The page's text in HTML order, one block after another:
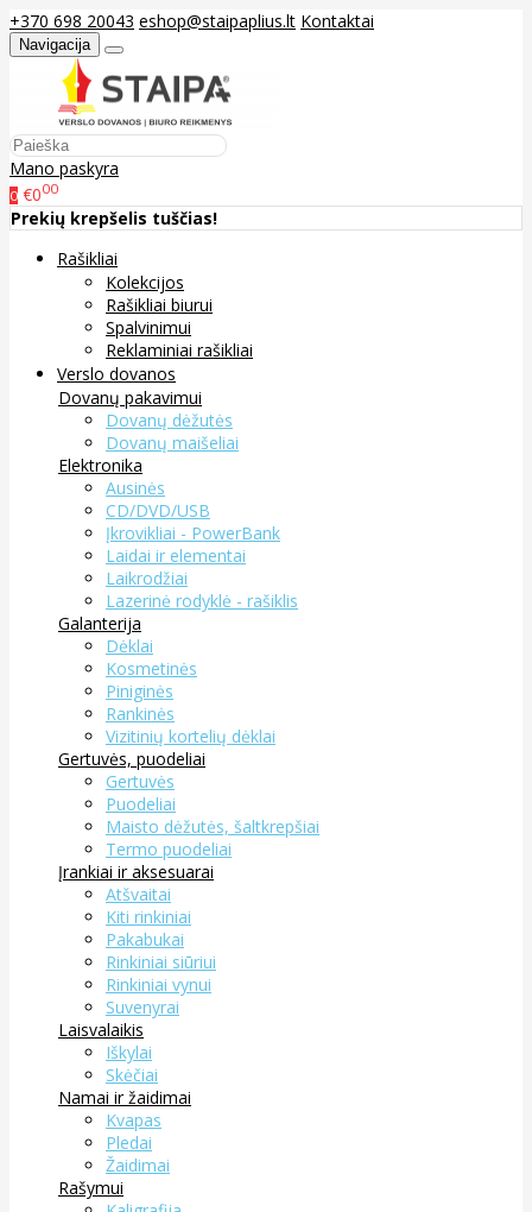
+370 698 20043 eshop@staipaplius.lt Kontaktai
Navigacija
Mano paskyra
0 €000
Prekių krepšelis tuščias!
Rašikliai
Kolekcijos
Rašikliai biurui
Spalvinimui
Reklaminiai rašikliai
Verslo dovanos
Dovanų pakavimui
Dovanų dėžutės
Dovanų maišeliai
Elektronika
Ausinės
CD/DVD/USB
Įkrovikliai - PowerBank
Laidai ir elementai
Laikrodžiai
Lazerinė rodyklė - rašiklis
Galanterija
Dėklai
Kosmetinės
Piniginės
Rankinės
Vizitinių kortelių dėklai
Gertuvės, puodeliai
Gertuvės
Puodeliai
Maisto dėžutės, šaltkrepšiai
Termo puodeliai
Įrankiai ir aksesuarai
Atšvaitai
Kiti rinkiniai
Pakabukai
Rinkiniai siūriui
Rinkiniai vynui
Suvenyrai
Laisvalaikis
Iškylai
Skėčiai
Namai ir žaidimai
Kvapas
Pledai
Žaidimai
Rašymui